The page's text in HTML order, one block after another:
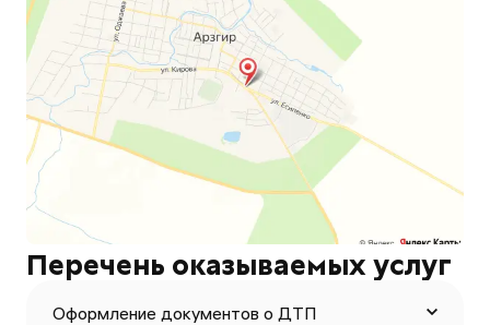
Перечень оказываемых услуг
Оформление документов о ДТП